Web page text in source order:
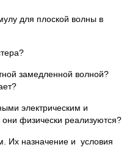
для плоской волны в
замедленной волной?
электрическим и
физически реализуются?
Их назначение и условия